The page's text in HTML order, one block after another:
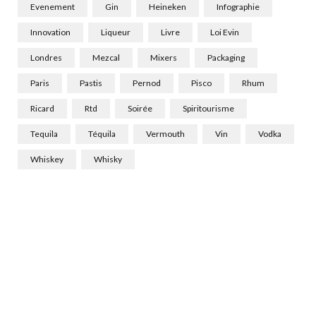
Evenement Gin Heineken Infographie
Innovation Liqueur Livre Loi Evin
Londres Mezcal Mixers Packaging
Paris Pastis Pernod Pisco Rhum
Ricard Rtd Soirée Spiritourisme
Tequila Téquila Vermouth Vin Vodka
Whiskey Whisky